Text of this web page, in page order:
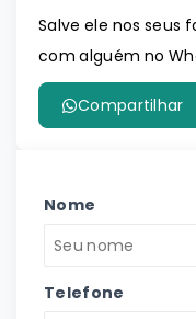
Salve ele nos seus
com alguém no
Compartilhar
Nome
Telefone